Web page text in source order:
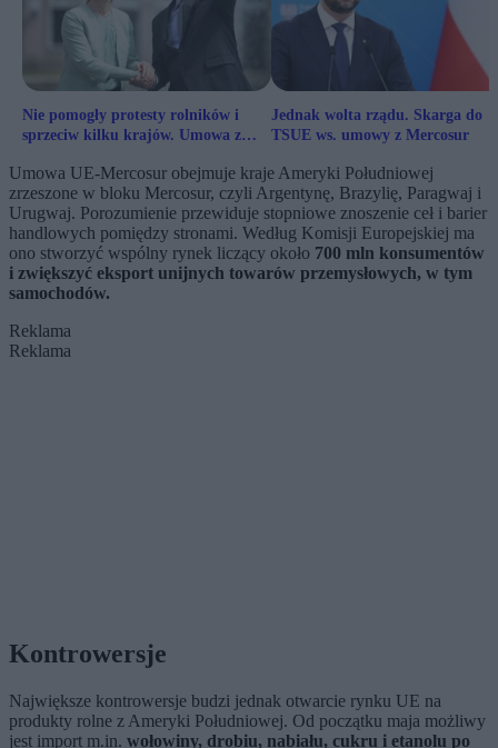
Nie pomogły protesty rolników i
sprzeciw kilku krajów. Umowa z
Jednak wolta rządu. Skarga do
TSUE ws. umowy z Mercosur
Umowa UE-Mercosur obejmuje kraje Ameryki Południowej
zrzeszone w bloku Mercosur, czyli Argentynę, Brazylię, Paragwaj i
Urugwaj. Porozumienie przewiduje stopniowe znoszenie ceł i barier
handlowych pomiędzy stronami. Według Komisji Europejskiej ma
ono stworzyć wspólny rynek liczący około 700 mln konsumentów
i zwiększyć eksport unijnych towarów przemysłowych, w tym
samochodów.
Reklama
Reklama
Kontrowersje
Największe kontrowersje budzi jednak otwarcie rynku UE na
produkty rolne z Ameryki Południowej. Od początku maja możliwy
jest import m.in. wołowiny, drobiu, nabiału, cukru i etanolu po